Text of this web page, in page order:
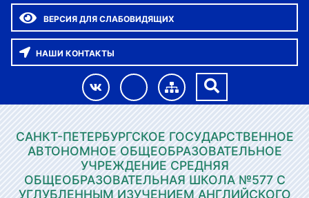
ВЕРСИЯ ДЛЯ СЛАБОВИДЯЩИХ
НАШИ КОНТАКТЫ
САНКТ-ПЕТЕРБУРГСКОЕ ГОСУДАРСТВЕННОЕ
АВТОНОМНОЕ ОБЩЕОБРАЗОВАТЕЛЬНОЕ
УЧРЕЖДЕНИЕ СРЕДНЯЯ
ОБЩЕОБРАЗОВАТЕЛЬНАЯ ШКОЛА №577 С
УГЛУБЛЕННЫМ ИЗУЧЕНИЕМ АНГЛИЙСКОГО